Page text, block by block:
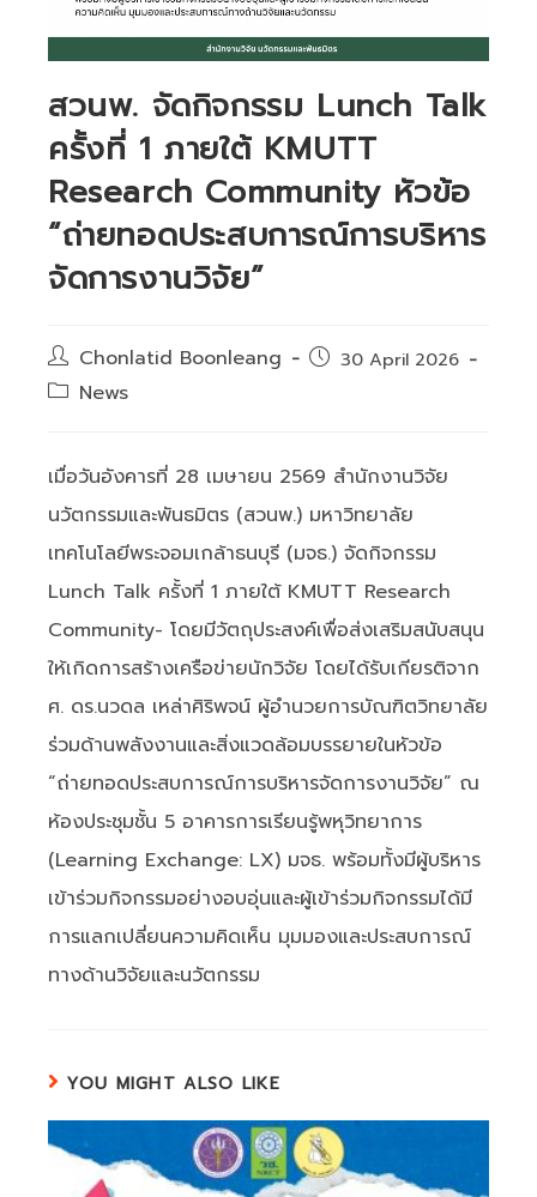
สวนพ. จัดกิจกรรม Lunch Talk
ครั้งที่ 1 ภายใต้ KMUTT
Research Community หัวข้อ
“ถ่ายทอดประสบการณ์การบริหาร
จัดการงานวิจัย”
Post
author:
Chonlatid Boonleang
Post30 April 2026
PostNews
เมื่อวันอังคารที่ 28 เมษายน 2569 สำนักงานวิจัย
นวัตกรรมและพันธมิตร (สวนพ.) มหาวิทยาลัย
เทคโนโลยีพระจอมเกล้าธนบุรี (มจธ.) จัดกิจกรรม
Lunch Talk ครั้งที่ 1 ภายใต้ KMUTT Research
Community- โดยมีวัตถุประสงค์เพื่อส่งเสริมสนับสนุน
ให้เกิดการสร้างเครือข่ายนักวิจัย โดยได้รับเกียรติจาก
ศ. ดร.นวดล เหล่าศิริพจน์ ผู้อำนวยการบัณฑิตวิทยาลัย
ร่วมด้านพลังงานและสิ่งแวดล้อมบรรยายในหัวข้อ
“ถ่ายทอดประสบการณ์การบริหารจัดการงานวิจัย” ณ
ห้องประชุมชั้น 5 อาคารการเรียนรู้พหุวิทยาการ
(Learning Exchange: LX) มจธ. พร้อมทั้งมีผู้บริหาร
เข้าร่วมกิจกรรมอย่างอบอุ่นและผู้เข้าร่วมกิจกรรมได้มี
การแลกเปลี่ยนความคิดเห็น มุมมองและประสบการณ์
ทางด้านวิจัยและนวัตกรรม
YOU MIGHT ALSO LIKE